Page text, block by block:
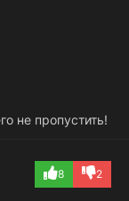
не пропустить!
8 2